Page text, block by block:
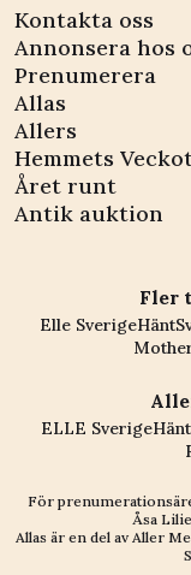
Kontakta oss
Annonsera hos
Prenumerera
Allas
Allers
Hemmets
Året runt
Antik auktion
Fler
Elle SverigeHänt
ELLE SverigeHänt
För
Åsa
Allas är en del av Aller